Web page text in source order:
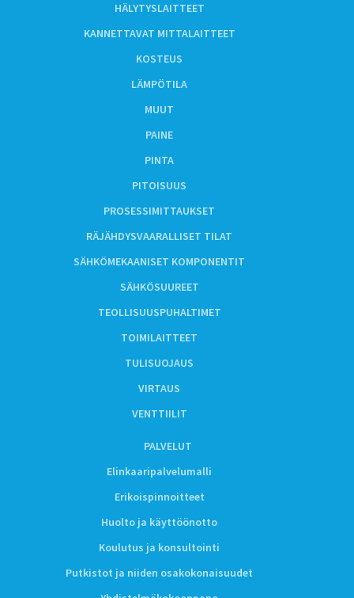
HÄLYTYSLAITTEET
KANNETTAVAT MITTALAITTEET
KOSTEUS
LÄMPÖTILA
MUUT
PAINE
PINTA
PITOISUUS
PROSESSIMITTAUKSET
RÄJÄHDYSVAARALLISET TILAT
SÄHKÖMEKAANISET KOMPONENTIT
SÄHKÖSUUREET
TEOLLISUUSPUHALTIMET
TOIMILAITTEET
TULISUOJAUS
VIRTAUS
VENTTIILIT
PALVELUT
Elinkaaripalvelumalli
Erikoispinnoitteet
Huolto ja käyttöönotto
Koulutus ja konsultointi
Putkistot ja niiden osakokonaisuudet